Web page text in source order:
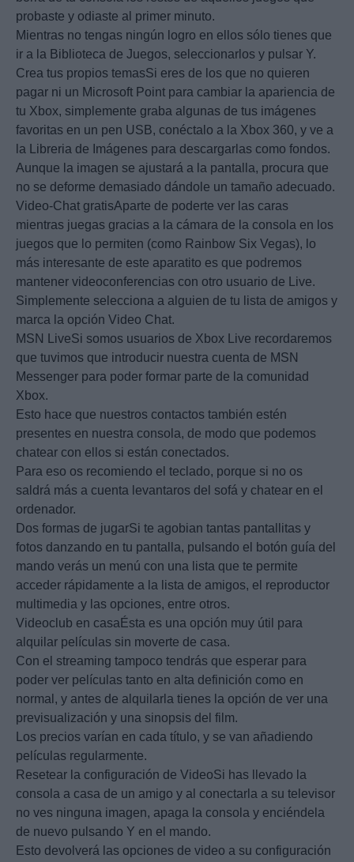
probaste y odiaste al primer minuto.
Mientras no tengas ningún logro en ellos sólo tienes que
ir a la Biblioteca de Juegos, seleccionarlos y pulsar Y.
Crea tus propios temasSi eres de los que no quieren
pagar ni un Microsoft Point para cambiar la apariencia de
tu Xbox, simplemente graba algunas de tus imágenes
favoritas en un pen USB, conéctalo a la Xbox 360, y ve a
la Libreria de Imágenes para descargarlas como fondos.
Aunque la imagen se ajustará a la pantalla, procura que
no se deforme demasiado dándole un tamaño adecuado.
Video-Chat gratisAparte de poderte ver las caras
mientras juegas gracias a la cámara de la consola en los
juegos que lo permiten (como Rainbow Six Vegas), lo
más interesante de este aparatito es que podremos
mantener videoconferencias con otro usuario de Live.
Simplemente selecciona a alguien de tu lista de amigos y
marca la opción Video Chat.
MSN LiveSi somos usuarios de Xbox Live recordaremos
que tuvimos que introducir nuestra cuenta de MSN
Messenger para poder formar parte de la comunidad
Xbox.
Esto hace que nuestros contactos también estén
presentes en nuestra consola, de modo que podemos
chatear con ellos si están conectados.
Para eso os recomiendo el teclado, porque si no os
saldrá más a cuenta levantaros del sofá y chatear en el
ordenador.
Dos formas de jugarSi te agobian tantas pantallitas y
fotos danzando en tu pantalla, pulsando el botón guía del
mando verás un menú con una lista que te permite
acceder rápidamente a la lista de amigos, el reproductor
multimedia y las opciones, entre otros.
Videoclub en casaÉsta es una opción muy útil para
alquilar películas sin moverte de casa.
Con el streaming tampoco tendrás que esperar para
poder ver películas tanto en alta definición como en
normal, y antes de alquilarla tienes la opción de ver una
previsualización y una sinopsis del film.
Los precios varían en cada título, y se van añadiendo
películas regularmente.
Resetear la configuración de VideoSi has llevado la
consola a casa de un amigo y al conectarla a su televisor
no ves ninguna imagen, apaga la consola y enciéndela
de nuevo pulsando Y en el mando.
Esto devolverá las opciones de video a su configuración